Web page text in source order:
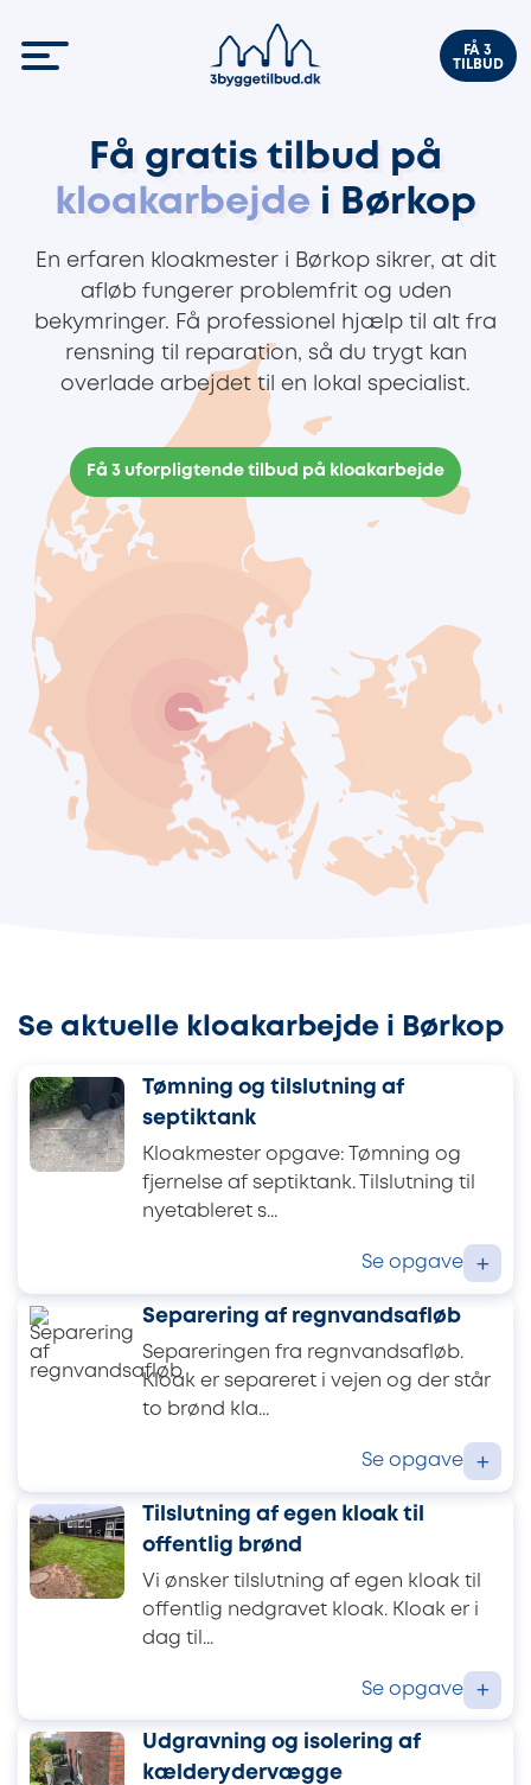
FÅ 3
TILBUD
Få gratis tilbud på
kloakarbejde i Børkop
En erfaren kloakmester i Børkop sikrer, at dit
afløb fungerer problemfrit og uden
bekymringer. Få professionel hjælp til alt fra
rensning til reparation, så du trygt kan
overlade arbejdet til en lokal specialist.
Få 3 uforpligtende tilbud på kloakarbejde
Se aktuelle kloakarbejde i Børkop
Tømning og tilslutning af
septiktank
Kloakmester opgave: Tømning og
fjernelse af septiktank. Tilslutning til
nyetableret s...
Se opgave +
Separering af regnvandsafløb
Separeringen fra regnvandsafløb.
Kloak er separeret i vejen og der står
to brønd kla...
Se opgave +
Tilslutning af egen kloak til
offentlig brønd
Vi ønsker tilslutning af egen kloak til
offentlig nedgravet kloak. Kloak er i
dag til...
Se opgave +
Udgravning og isolering af
kælderydervægge